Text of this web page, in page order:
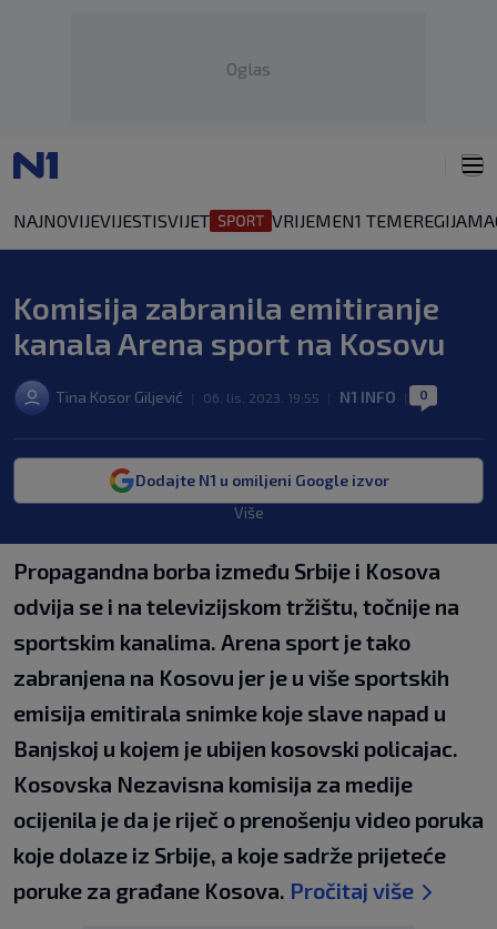
Oglas
NAJNOVIJEVIJESTISVIJET VRIJEMEN1 TEMEREGIJA
Komisija zabranila emitiranje
kanala Arena sport na Kosovu
Tina Kosor Giljević 06. lis. 2023. 19:55 N1 INFO 0
Dodajte N1 u omiljeni Google izvor
Više
Propagandna borba između Srbije i Kosova
odvija se i na televizijskom tržištu, točnije na
sportskim kanalima. Arena sport je tako
zabranjena na Kosovu jer je u više sportskih
emisija emitirala snimke koje slave napad u
Banjskoj u kojem je ubijen kosovski policajac.
Kosovska Nezavisna komisija za medije
ocijenila je da je riječ o prenošenju video poruka
koje dolaze iz Srbije, a koje sadrže prijeteće
poruke za građane Kosova. Pročitaj više